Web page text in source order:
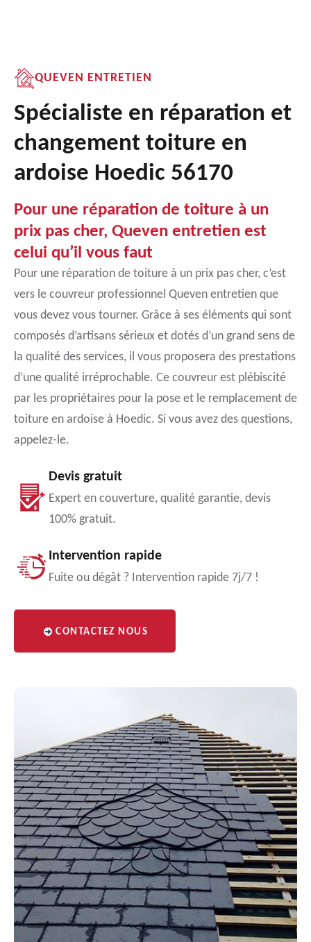
QUEVEN ENTRETIEN
Spécialiste en réparation et
changement toiture en
ardoise Hoedic 56170
Pour une réparation de toiture à un
prix pas cher, Queven entretien est
celui qu’il vous faut
Pour une réparation de toiture à un prix pas cher, c’est
vers le couvreur professionnel Queven entretien que
vous devez vous tourner. Grâce à ses éléments qui sont
composés d’artisans sérieux et dotés d’un grand sens de
la qualité des services, il vous proposera des prestations
d’une qualité irréprochable. Ce couvreur est plébiscité
par les propriétaires pour la pose et le remplacement de
toiture en ardoise à Hoedic. Si vous avez des questions,
appelez-le.
Devis gratuit
Expert en couverture, qualité garantie, devis
100% gratuit.
Intervention rapide
Fuite ou dégât ? Intervention rapide 7j/7 !
CONTACTEZ NOUS